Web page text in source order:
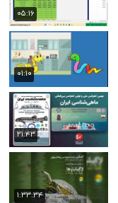
۰۵:۱۶
۰۱:۱۰
۲۱:۴۳
۱:۳۳:۳۴